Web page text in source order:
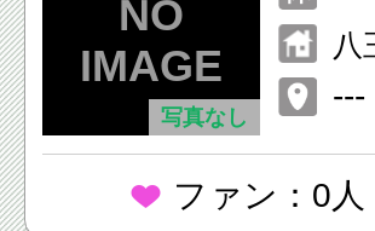
写真なし
八
---
ファン：0人